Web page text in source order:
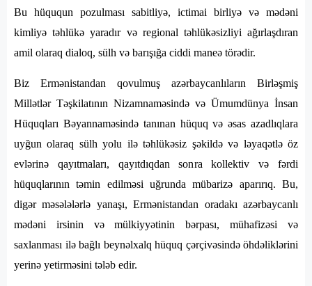
Bu hüququn pozulması sabitliyə, ictimai birliyə və mədəni
kimliyə təhlükə yaradır və regional təhlükəsizliyi ağırlaşdıran
amil olaraq dialoq, sülh və barışığa ciddi maneə törədir.
Biz Ermənistandan qovulmuş azərbaycanlıların Birləşmiş
Millətlər Təşkilatının Nizamnaməsində və Ümumdünya İnsan
Hüquqları Bəyannaməsində tanınan hüquq və əsas azadlıqlara
uyğun olaraq sülh yolu ilə təhlükəsiz şəkildə və ləyaqətlə öz
evlərinə qayıtmaları, qayıtdıqdan sonra kollektiv və fərdi
hüquqlarının təmin edilməsi uğrunda mübarizə aparırıq. Bu,
digər məsələlərlə yanaşı, Ermənistandan oradakı azərbaycanlı
mədəni irsinin və mülkiyyətinin bərpası, mühafizəsi və
saxlanması ilə bağlı beynəlxalq hüquq çərçivəsində öhdəliklərini
yerinə yetirməsini tələb edir.